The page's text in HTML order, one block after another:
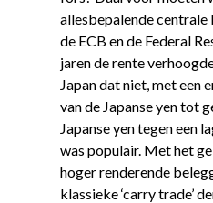
allesbepalende
de ECB en de Federal
jaren de rente
Japan dat niet, met een
van de Japanse yen tot
Japanse yen tegen een
was populair. Met het
hoger renderende
klassieke ‘carry trade’